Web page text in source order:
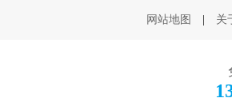
网站地图 关